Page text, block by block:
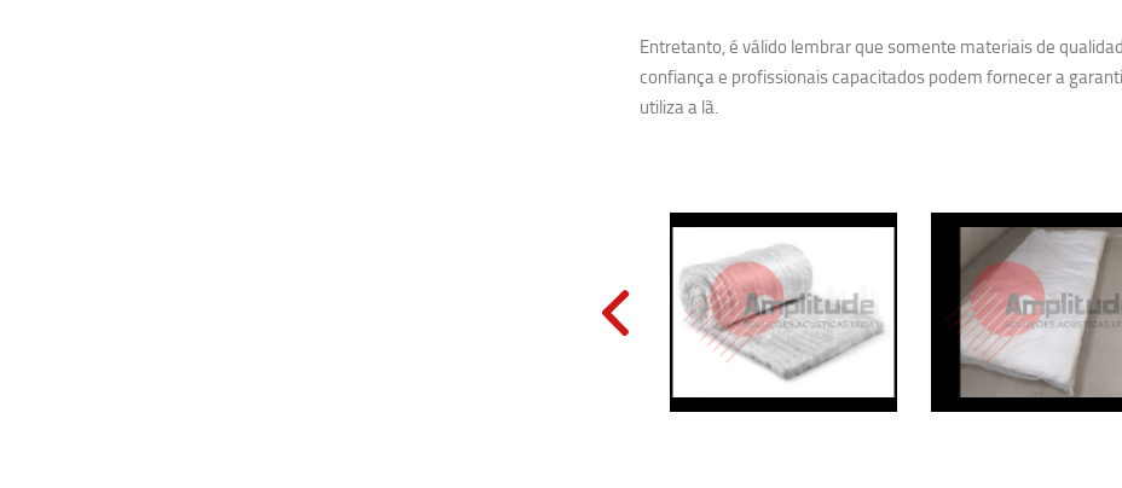
Entretanto, é válido lembrar que somente materiais de
confiança e profissionais capacitados podem fornecer a
utiliza a lã.